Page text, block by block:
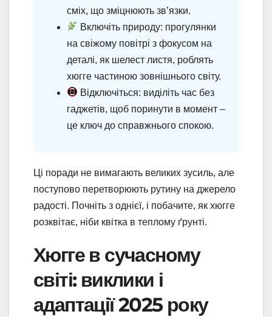
сміх, що зміцнюють зв’язки.
Включіть природу: прогулянки
на свіжому повітрі з фокусом на
деталі, як шелест листя, роблять
хюгге частиною зовнішнього світу.
Відключіться: виділіть час без
гаджетів, щоб поринути в момент –
це ключ до справжнього спокою.
Ці поради не вимагають великих зусиль, але
поступово перетворюють рутину на джерело
радості. Почніть з однієї, і побачите, як хюгге
розквітає, ніби квітка в теплому ґрунті.
Хюгге в сучасному
світі: виклики і
адаптації 2025 року